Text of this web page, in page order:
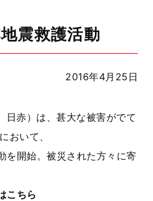
震救護活動
2016年4月25日
日赤）は、甚大な被害がでて
おいて、
を開始。被災された方々に寄
こちら